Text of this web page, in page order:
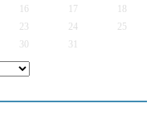
16 17
23 24
25
30 31